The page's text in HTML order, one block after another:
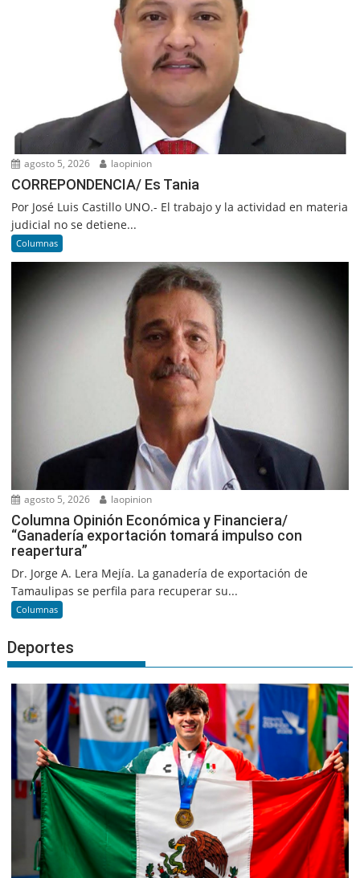
agosto 5, 2026 laopinion
CORREPONDENCIA/ Es Tania
Por José Luis Castillo UNO.- El trabajo y la actividad en materia
judicial no se detiene...
Columnas
agosto 5, 2026 laopinion
Columna Opinión Económica y Financiera/
“Ganadería exportación tomará impulso con
reapertura”
Dr. Jorge A. Lera Mejía. La ganadería de exportación de
Tamaulipas se perfila para recuperar su...
Columnas
Deportes